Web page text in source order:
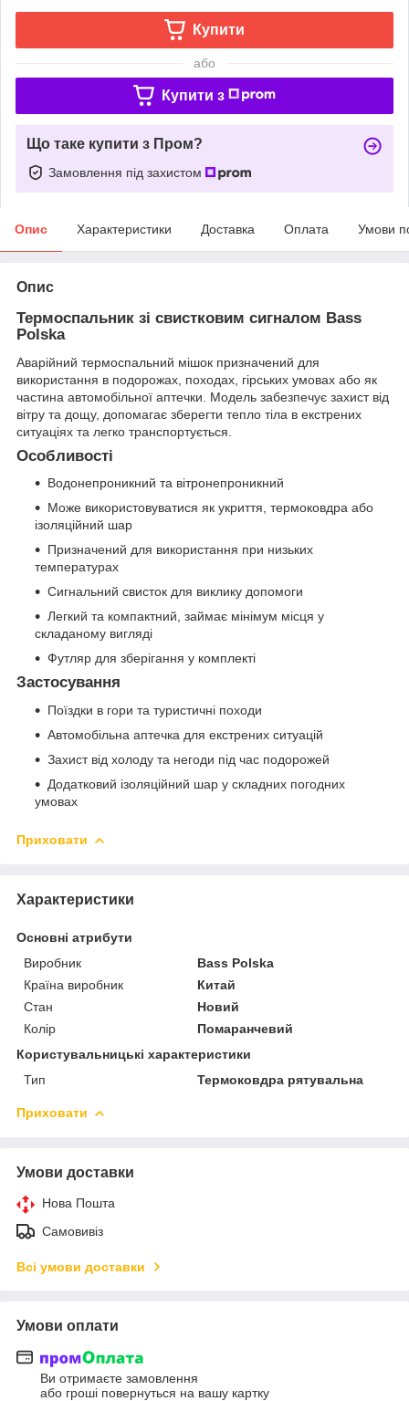
Купити
або
Купити з
Що таке купити з Пром?
Замовлення під захистом
Опис Характеристики Доставка Оплата Умови
Опис
Термоспальник зі свистковим сигналом Bass
Polska
Аварійний термоспальний мішок призначений для
використання в подорожах, походах, гірських умовах або як
частина автомобільної аптечки. Модель забезпечує захист від
вітру та дощу, допомагає зберегти тепло тіла в екстрених
ситуаціях та легко транспортується.
Особливості
Водонепроникний та вітронепроникний
Може використовуватися як укриття, термоковдра або
ізоляційний шар
Призначений для використання при низьких
температурах
Сигнальний свисток для виклику допомоги
Легкий та компактний, займає мінімум місця у
складаному вигляді
Футляр для зберігання у комплекті
Застосування
Поїздки в гори та туристичні походи
Автомобільна аптечка для екстрених ситуацій
Захист від холоду та негоди під час подорожей
Додатковий ізоляційний шар у складних погодних
умовах
Приховати
Характеристики
Основні атрибути
Виробник
Bass Polska
Країна виробник
Китай
Стан
Новий
Колір
Помаранчевий
Користувальницькі характеристики
Тип
Термоковдра рятувальна
Приховати
Умови доставки
Нова Пошта
Самовивіз
Всі умови доставки
Умови оплати
Ви отримаєте замовлення
або гроші повернуться на вашу картку